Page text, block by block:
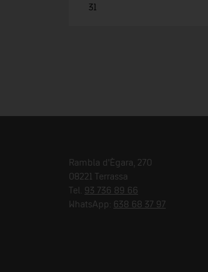
31
Rambla d'Ègara, 270
08221 Terrassa
Tel. 93 736 89 66
WhatsApp: 638 68 37 97